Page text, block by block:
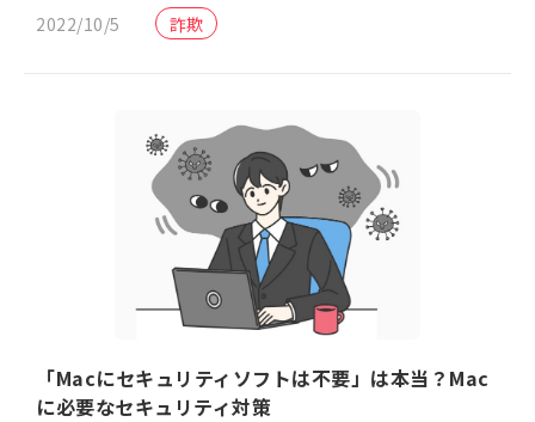
2022/10/5 詐欺
「Macにセキュリティソフトは不要」は本当？Mac
に必要なセキュリティ対策